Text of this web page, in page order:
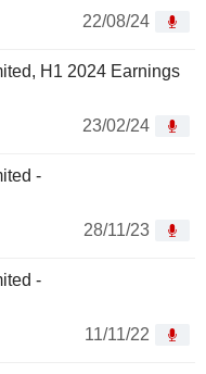
22/08/24
H1 2024 Earnings
23/02/24
-
28/11/23
-
11/11/22